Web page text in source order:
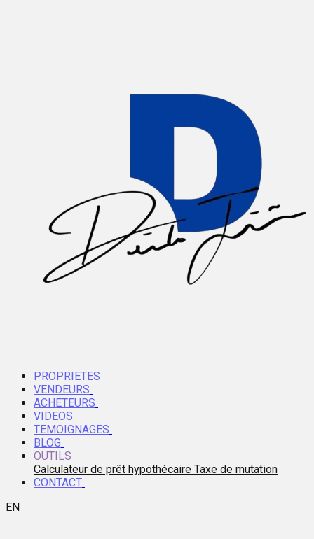
PROPRIETES
VENDEURS
ACHETEURS
VIDEOS
TEMOIGNAGES
BLOG
OUTILS
Calculateur de prêt hypothécaire Taxe de mutation
CONTACT
EN